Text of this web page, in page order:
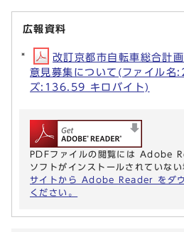
広報資料
改訂京都市自転車総合計
意見募集について(ファイル
ズ:136.59 キロバイト)
PDFファイルの閲覧には Adobe
ソフトがインストールされていな
サイトから Adobe Reader をダ
ください。